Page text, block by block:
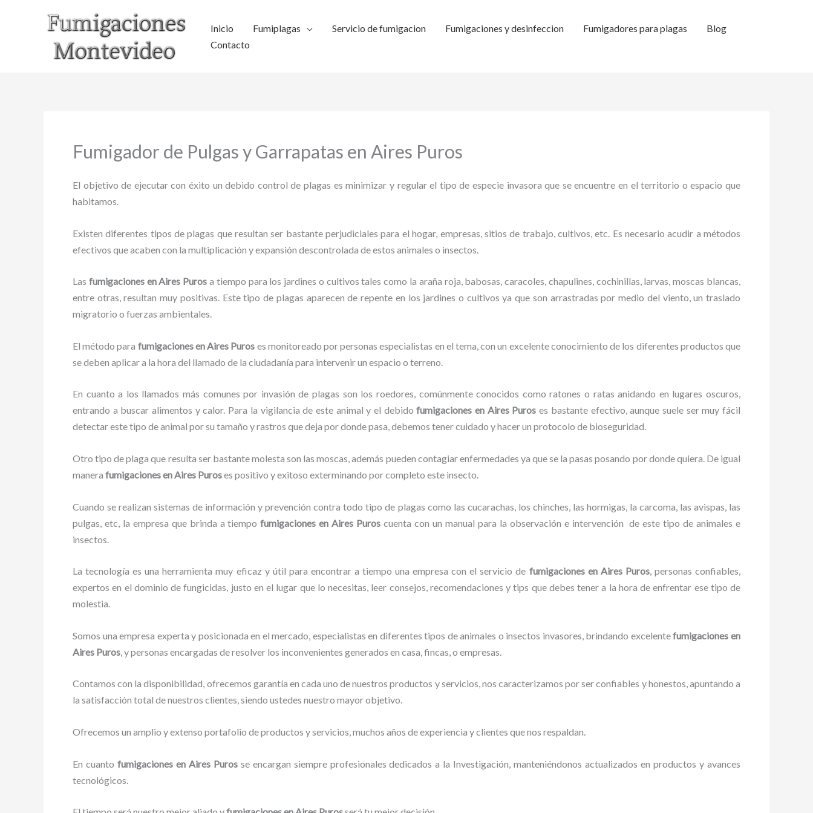
Inicio Fumiplagas Servicio de fumigacion Fumigaciones y desinfeccion Fumigadores para plagas
Blog
Contacto
Fumigador de Pulgas y Garrapatas en Aires Puros
El objetivo de ejecutar con éxito un debido control de plagas es minimizar y regular el tipo de especie invasora que se encuentre en el territorio o espacio que
habitamos.
Existen diferentes tipos de plagas que resultan ser bastante perjudiciales para el hogar, empresas, sitios de trabajo, cultivos, etc. Es necesario acudir a métodos
efectivos que acaben con la multiplicación y expansión descontrolada de estos animales o insectos.
Las fumigaciones en Aires Puros a tiempo para los jardines o cultivos tales como la araña roja, babosas, caracoles, chapulines, cochinillas, larvas, moscas blancas,
entre otras, resultan muy positivas. Este tipo de plagas aparecen de repente en los jardines o cultivos ya que son arrastradas por medio del viento, un traslado
migratorio o fuerzas ambientales.
El método para fumigacionesen Aires Puros es monitoreado por personas especialistas en el tema, con un excelente conocimiento de los diferentes productos que
se deben aplicar a la hora del llamado de la ciudadanía para intervenir un espacio o terreno.
En cuanto a los llamados más comunes por invasión de plagas son los roedores, comúnmente conocidos como ratones o ratas anidando en lugares oscuros,
entrando a buscar alimentos y calor. Para la vigilancia de este animal y el debidofumigaciones en Aires Puroses bastante efectivo, aunque suele ser muy fácil
detectar este tipo de animal por su tamaño y rastros que deja por donde pasa, debemos tener cuidado y hacer un protocolo de bioseguridad.
Otro tipo de plaga que resulta ser bastante molesta son las moscas, además pueden contagiar enfermedades ya que se la pasas posando por donde quiera. De igual
manera fumigacionesen Aires Puroses positivo y exitoso exterminando por completo este insecto.
Cuando se realizan sistemas de información y prevención contra todo tipo de plagas como las cucarachas, los chinches, las hormigas, la carcoma, las avispas, las
pulgas, etc, la empresa que brinda a tiempofumigaciones en Aires Puros cuenta con un manual para la observación e intervención de este tipo de animales e
insectos.
La tecnología es una herramienta muy eficaz y útil para encontrar a tiempo una empresa con el servicio de fumigacionesen Aires Puros, personas confiables,
expertos en el dominio de fungicidas, justo en el lugar que lo necesitas, leer consejos, recomendaciones y tips que debes tener a la hora de enfrentar ese tipo de
molestia.
Somos una empresa experta y posicionada en el mercado, especialistas en diferentes tipos de animales o insectos invasores, brindando excelentefumigaciones en
Aires Puros , y personas encargadas de resolver los inconvenientes generados en casa, fincas, o empresas.
Contamos con la disponibilidad, ofrecemos garantía en cada uno de nuestros productos y servicios, nos caracterizamos por ser confiables y honestos, apuntando a
la satisfacción total de nuestros clientes, siendo ustedes nuestro mayor objetivo.
Ofrecemos un amplio y extenso portafolio de productos y servicios, muchos años de experiencia y clientes que nos respaldan.
En cuanto fumigacionesen Aires Puros se encargan siempre profesionales dedicados a la Investigación, manteniéndonos actualizados en productos y avances
tecnológicos.